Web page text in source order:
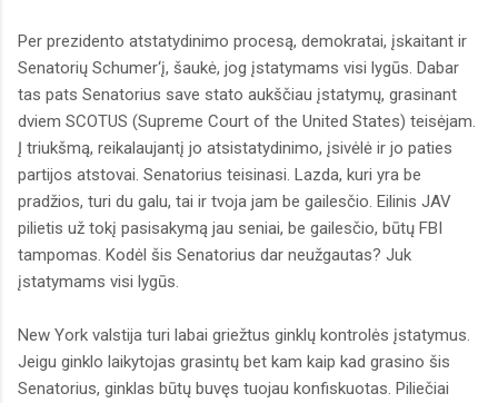
Per prezidento atstatydinimo procesą, demokratai, įskaitant ir
Senatorių Schumer‘į, šaukė, jog įstatymams visi lygūs. Dabar
tas pats Senatorius save stato aukščiau įstatymų, grasinant
dviem SCOTUS (Supreme Court of the United States) teisėjam.
Į triukšmą, reikalaujantį jo atsistatydinimo, įsivėlė ir jo paties
partijos atstovai. Senatorius teisinasi. Lazda, kuri yra be
pradžios, turi du galu, tai ir tvoja jam be gailesčio. Eilinis JAV
pilietis už tokį pasisakymą jau seniai, be gailesčio, būtų FBI
tampomas. Kodėl šis Senatorius dar neužgautas? Juk
įstatymams visi lygūs.
New York valstija turi labai griežtus ginklų kontrolės įstatymus.
Jeigu ginklo laikytojas grasintų bet kam kaip kad grasino šis
Senatorius, ginklas būtų buvęs tuojau konfiskuotas. Piliečiai